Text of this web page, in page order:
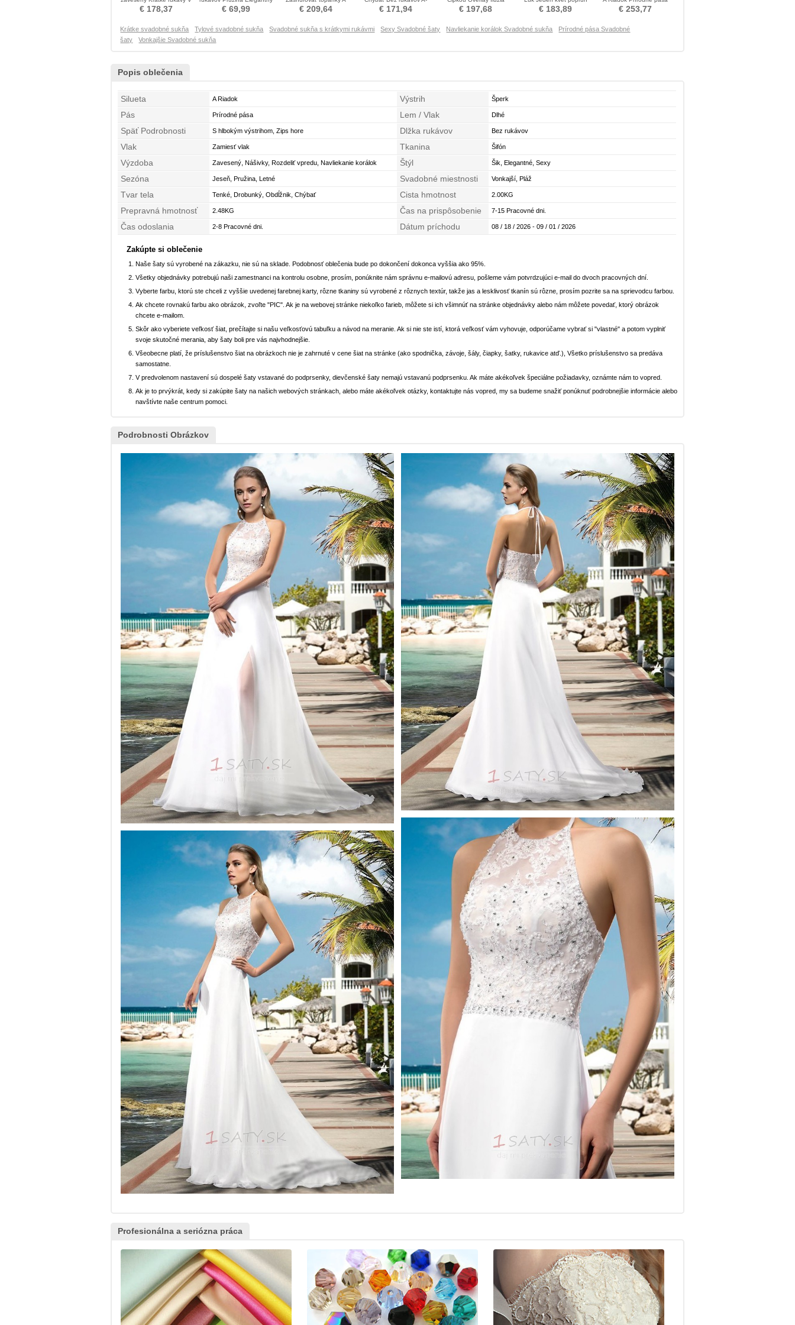
krku Nevestin obleko
€ 178,37
Poroka Obleko
€ 69,99
Riadok Svadobné šaty
€ 209,64
Riadok Svadobné šaty
€ 171,94
rukávmi Svadobné šaty
€ 197,68
Svadobné šaty
€ 183,89
Nevestin obleko
€ 253,77
Krátke svadobné sukňa Tylové svadobné sukňa Svadobné sukňa s krátkymi rukávmi Sexy Svadobné šaty Navliekanie korálok Svadobné sukňa
Prírodné pása Svadobné
šaty
Vonkajšie Svadobné sukňa
Popis oblečenia
Silueta A Riadok Výstrih Šperk
Pás Prírodné pása Lem / Vlak Dlhé
Späť Podrobnosti S hlbokým výstrihom, Zips hore Dlžka rukávov Bez rukávov
Vlak Zamiesť vlak Tkanina Šifón
Výzdoba Zavesený, Nášivky, Rozdeliť vpredu, Navliekanie korálok Štýl Šik, Elegantné, Sexy
Sezóna Jeseň, Pružina, Letné Svadobné miestnosti Vonkajší, Pláž
Tvar tela Tenké, Drobunký, Obdĺžnik, Chýbať Cista hmotnost 2.00KG
Prepravná hmotnosť 2.48KG Čas na prispôsobenie 7-15 Pracovné dni.
Čas odoslania 2-8 Pracovné dni. Dátum príchodu 08 / 18 / 2026 - 09 / 01 / 2026
Zakúpte si oblečenie
Naše šaty sú vyrobené na zákazku, nie sú na sklade. Podobnosť oblečenia bude po dokončení dokonca vyššia ako 95%.
Všetky objednávky potrebujú naši zamestnanci na kontrolu osobne, prosím, ponúknite nám správnu e-mailovú adresu, pošleme vám potvrdzujúci e-mail do dvoch pracovných dní.
Vyberte farbu, ktorú ste chceli z vyššie uvedenej farebnej karty, rôzne tkaniny sú vyrobené z rôznych textúr, takže jas a lesklivosť tkanín sú rôzne, prosím pozrite sa na sprievodcu farbou.
Ak chcete rovnakú farbu ako obrázok, zvoľte "PIC". Ak je na webovej stránke niekoľko farieb, môžete si ich všimnúť na stránke objednávky alebo nám môžete povedať, ktorý obrázok
chcete e-mailom.
Skôr ako vyberiete veľkosť šiat, prečítajte si našu veľkosťovú tabuľku a návod na meranie. Ak si nie ste istí, ktorá veľkosť vám vyhovuje, odporúčame vybrať si "vlastné" a potom vyplniť
svoje skutočné merania, aby šaty boli pre vás najvhodnejšie.
Všeobecne platí, že príslušenstvo šiat na obrázkoch nie je zahrnuté v cene šiat na stránke (ako spodnička, závoje, šály, čiapky, šatky, rukavice atď.), Všetko príslušenstvo sa predáva
samostatne.
V predvolenom nastavení sú dospelé šaty vstavané do podprsenky, dievčenské šaty nemajú vstavanú podprsenku. Ak máte akékoľvek špeciálne požiadavky, oznámte nám to vopred.
Ak je to prvýkrát, kedy si zakúpite šaty na našich webových stránkach, alebo máte akékoľvek otázky, kontaktujte nás vopred, my sa budeme snažiť ponúknuť podrobnejšie informácie alebo
navštívte naše centrum pomoci.
Podrobnosti Obrázkov
Profesionálna a seriózna práca